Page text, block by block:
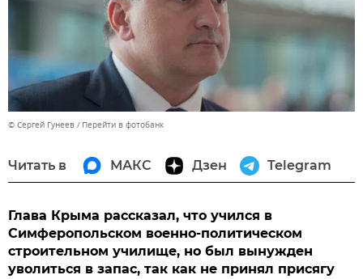
© Сергей Гунеев Перейти в фотобанк
Читать в МАКС Дзен Telegram
Глава Крыма рассказал, что учился в
Симферопольском военно-политическом
строительном училище, но был вынужден
уволиться в запас, так как не принял присягу